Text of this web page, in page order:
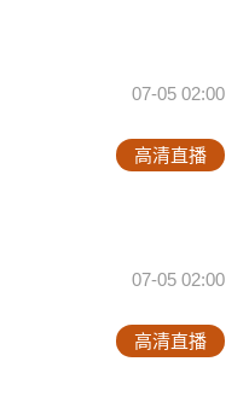
07-05 02:00
高清直播
07-05 02:00
高清直播